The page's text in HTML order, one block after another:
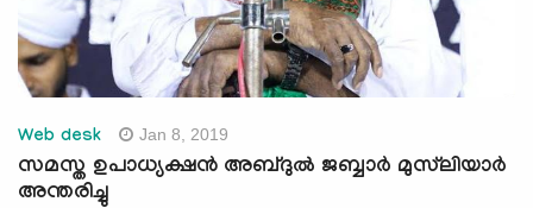
Web desk Jan 8, 2019
സമസ്ത ഉപാധ്യക്ഷന്‍ അബ്ദുല്‍ ജബ്ബാര്‍ മുസ്‌ലിയാര്‍
അന്തരിച്ചു